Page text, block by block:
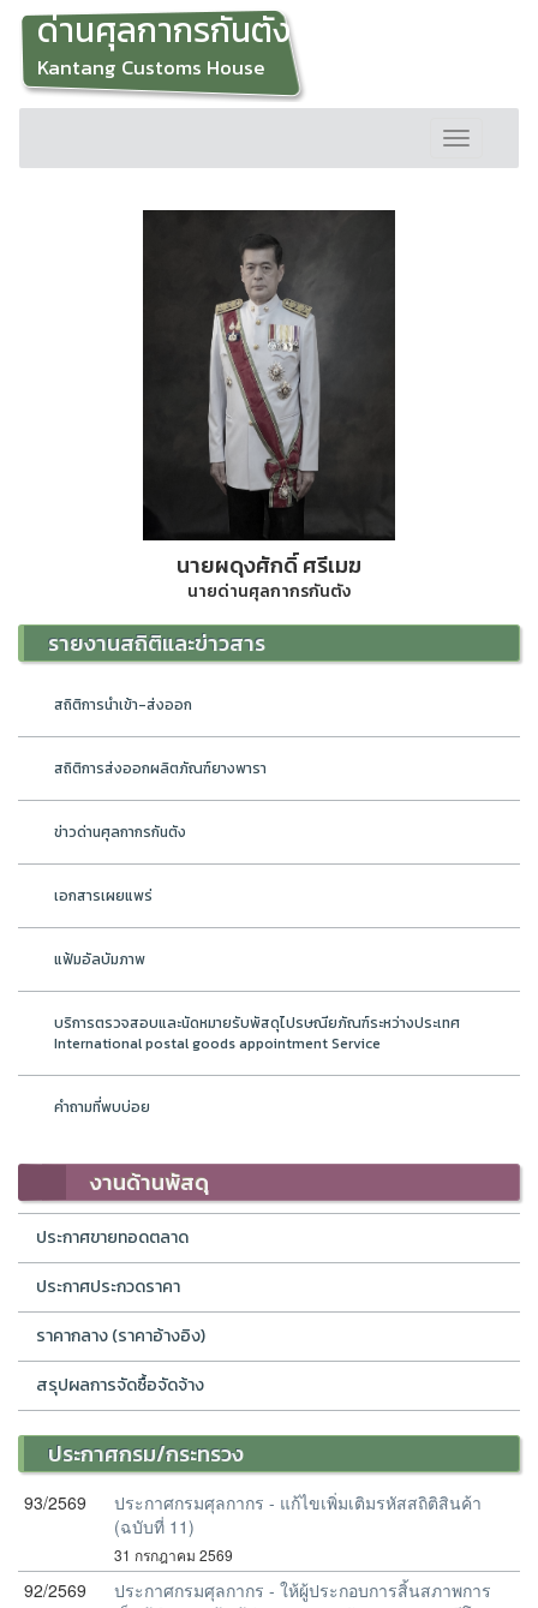
ด่านศุลกากรกันตัง
Kantang Customs House
Toggle
navigation
นายผดุงศักดิ์ ศรีเมฆ
นายด่านศุลกากรกันตัง
รายงานสถิติและข่าวสาร
สถิติการนำเข้า-ส่งออก
สถิติการส่งออกผลิตภัณฑ์ยางพารา
ข่าวด่านศุลกากรกันตัง
เอกสารเผยแพร่
แฟ้มอัลบัมภาพ
บริการตรวจสอบและนัดหมายรับพัสดุไปรษณียภัณฑ์ระหว่างประเทศ
International postal goods appointment Service
คำถามที่พบบ่อย
งานด้านพัสดุ
ประกาศขายทอดตลาด
ประกาศประกวดราคา
ราคากลาง (ราคาอ้างอิง)
สรุปผลการจัดซื้อจัดจ้าง
ประกาศกรม/กระทรวง
93/2569
ประกาศกรมศุลกากร - แก้ไขเพิ่มเติมรหัสสถิติสินค้า
(ฉบับที่ 11)
31 กรกฎาคม 2569
92/2569
ประกาศกรมศุลกากร - ให้ผู้ประกอบการสิ้นสภาพการ